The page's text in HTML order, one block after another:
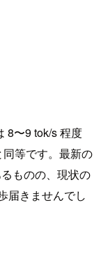
8〜9 tok/s 程度
等です。最新の
ものの、現状の
届きませんでし